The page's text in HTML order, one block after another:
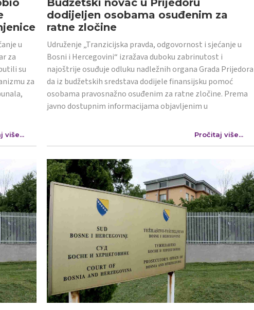
u
za
su
za
više...
dodijeljen osobama osuđenim za
ratne zločine
Udruženje „Tranzicijska pravda, odgovornost i sjećanje u
Bosni i Hercegovini“ izražava duboku zabrinutost i
najoštrije osuđuje odluku nadležnih organa Grada Prijedora
da iz budžetskih sredstava dodijele finansijsku pomoć
osobama pravosnažno osuđenim za ratne zločine. Prema
javno dostupnim informacijama objavljenim u
Pročitaj više...